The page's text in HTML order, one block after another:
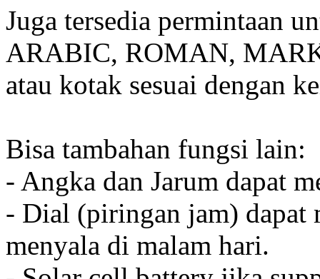
Juga tersedia permintaan
ARABIC, ROMAN,
atau kotak sesuai dengan
Bisa tambahan fungsi lain:
- Angka dan Jarum dapat
- Dial (piringan jam) dapat
menyala di malam hari.